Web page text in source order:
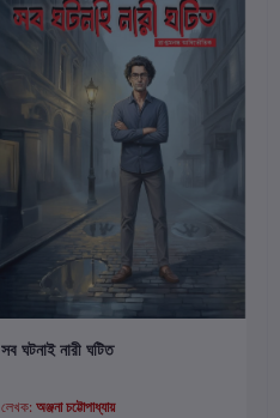
কার্টে যোগ করুন
সব ঘটনাই নারী ঘটিত
লেখক: অঞ্জনা চট্টোপাধ্যায়